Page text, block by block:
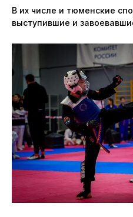
В их числе и тюменские
выступившие и